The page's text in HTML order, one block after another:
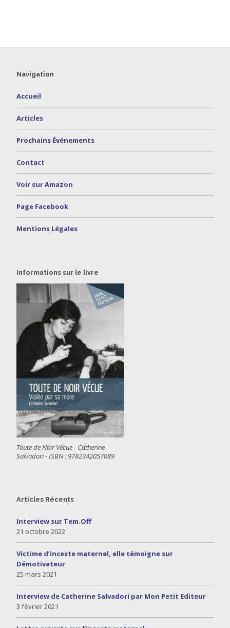
Navigation
Accueil
Articles
Prochains Événements
Contact
Voir sur Amazon
Page Facebook
Mentions Légales
Informations sur le livre
Toute de Noir Vécue - Catherine
Salvadori - ISBN : 9782342057089
Articles Récents
Interview sur Tem.Off
21 octobre 2022
Victime d’inceste maternel, elle témoigne sur
Démotivateur
25 mars 2021
Interview de Catherine Salvadori par Mon Petit Editeur
3 février 2021